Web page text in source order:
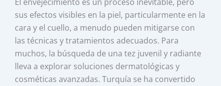
sus efectos visibles en la piel, particularmente en la
cara y el cuello, a menudo pueden mitigarse con
las técnicas y tratamientos adecuados. Para
muchos, la búsqueda de una tez juvenil y radiante
lleva a explorar soluciones dermatológicas y
cosméticas avanzadas. Turquía se ha convertido